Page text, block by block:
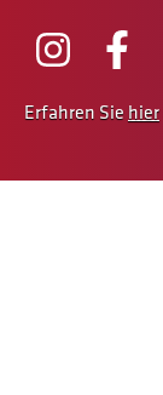
Erfahren Sie hier